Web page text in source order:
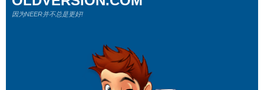
因为NEER并不总是更好!